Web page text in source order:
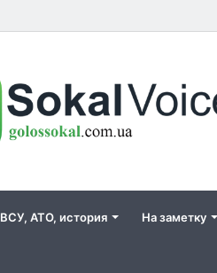
ВСУ, АТО, история На заметку